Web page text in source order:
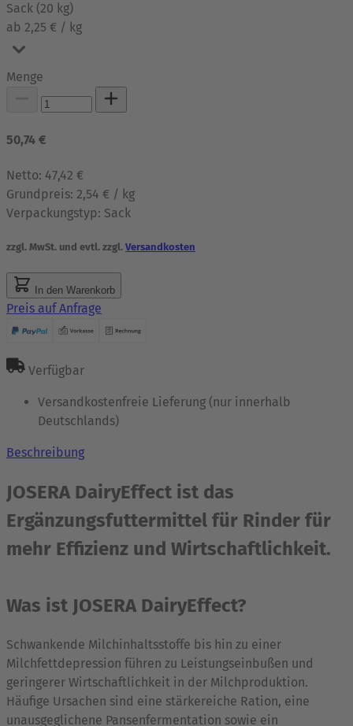
Sack (20 kg)
ab 2,25 € / kg
Menge
50,74 €
Netto: 47,42 €
Grundpreis: 2,54 € / kg
Verpackungstyp: Sack
zzgl. MwSt. und evtl. zzgl.Versandkosten
In den Warenkorb
Preis auf Anfrage
Verfügbar
Versandkostenfreie Lieferung (nur innerhalb
Deutschlands)
Beschreibung
JOSERA DairyEffect ist das
Ergänzungsfuttermittel für Rinder für
mehr Effizienz und Wirtschaftlichkeit.
Was ist JOSERA DairyEffect?
Schwankende Milchinhaltsstoffe bis hin zu einer
Milchfettdepression führen zu Leistungseinbußen und
geringerer Wirtschaftlichkeit in der Milchproduktion.
Häufige Ursachen sind eine stärkereiche Ration, eine
unausgeglichene Pansenfermentation sowie ein